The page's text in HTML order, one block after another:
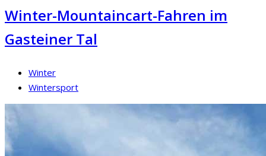
Winter-Mountaincart-Fahren im
Gasteiner Tal
Winter
Wintersport